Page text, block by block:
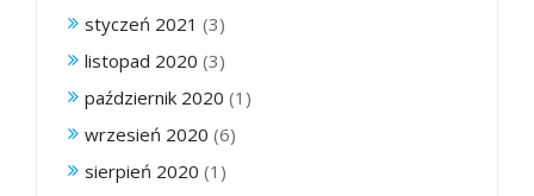
styczeń 2021 (3)
listopad 2020 (3)
październik 2020 (1)
wrzesień 2020 (6)
sierpień 2020 (1)